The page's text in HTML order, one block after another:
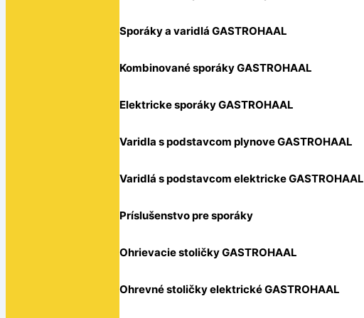
Sporáky a varidlá GASTROHAAL
Kombinované sporáky GASTROHAAL
Elektricke sporáky GASTROHAAL
Varidla s podstavcom plynove GASTROHAAL
Varidlá s podstavcom elektricke GASTROHAAL
Príslušenstvo pre sporáky
Ohrievacie stoličky GASTROHAAL
Ohrevné stoličky elektrické GASTROHAAL